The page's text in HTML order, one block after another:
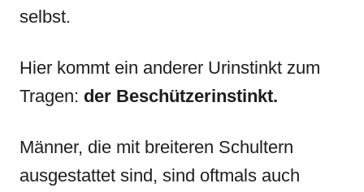
selbst.
Hier kommt ein anderer Urinstinkt zum
Tragen: der Beschützerinstinkt.
Männer, die mit breiteren Schultern
ausgestattet sind, sind oftmals auch